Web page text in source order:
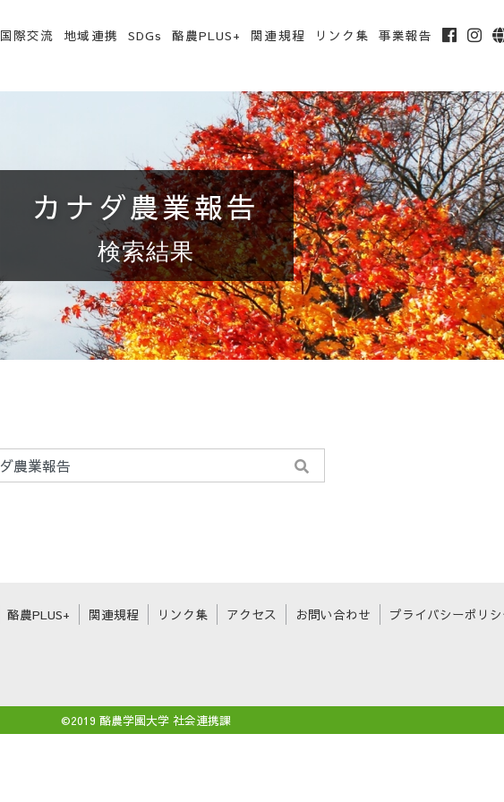
国際交流 地域連携 SDGs 酪農PLUS+ 関連規程 リンク集 事業報告
カナダ農業報告
検索結果
酪農PLUS+ 関連規程 リンク集 アクセス お問い合わせ プライバシーポリ
©2019 酪農学園大学 社会連携課